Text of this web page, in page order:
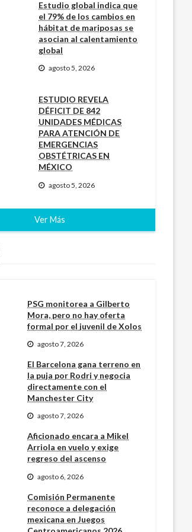
Estudio global indica que
el 79% de los cambios en
hábitat de mariposas se
asocian al calentamiento
global
agosto 5, 2026
ESTUDIO REVELA
DÉFICIT DE 842
UNIDADES MÉDICAS
PARA ATENCIÓN DE
EMERGENCIAS
OBSTÉTRICAS EN
MÉXICO
agosto 5, 2026
Ver Más
PSG monitorea a Gilberto
Mora, pero no hay oferta
formal por el juvenil de Xolos
agosto 7, 2026
El Barcelona gana terreno en
la puja por Rodri y negocia
directamente con el
Manchester City
agosto 7, 2026
Aficionado encara a Mikel
Arriola en vuelo y exige
regreso del ascenso
agosto 6, 2026
Comisión Permanente
reconoce a delegación
mexicana en Juegos